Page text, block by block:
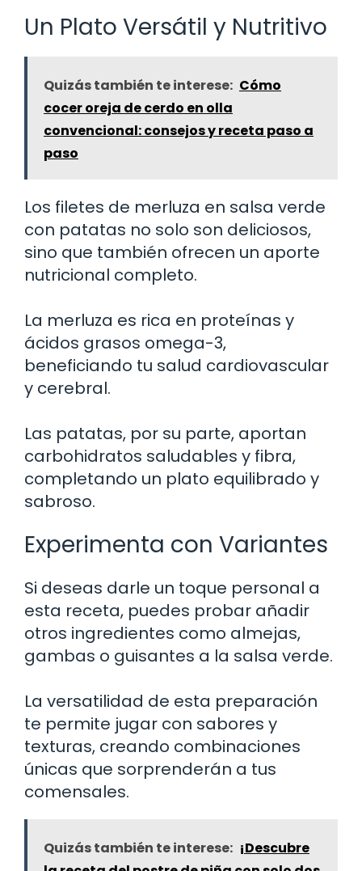
Un Plato Versátil y Nutritivo
Quizás también te interese: Cómo
cocer oreja de cerdo en olla
convencional: consejos y receta paso a
paso
Los filetes de merluza en salsa verde
con patatas no solo son deliciosos,
sino que también ofrecen un aporte
nutricional completo.
La merluza es rica en proteínas y
ácidos grasos omega-3,
beneficiando tu salud cardiovascular
y cerebral.
Las patatas, por su parte, aportan
carbohidratos saludables y fibra,
completando un plato equilibrado y
sabroso.
Experimenta con Variantes
Si deseas darle un toque personal a
esta receta, puedes probar añadir
otros ingredientes como almejas,
gambas o guisantes a la salsa verde.
La versatilidad de esta preparación
te permite jugar con sabores y
texturas, creando combinaciones
únicas que sorprenderán a tus
comensales.
Quizás también te interese: ¡Descubre